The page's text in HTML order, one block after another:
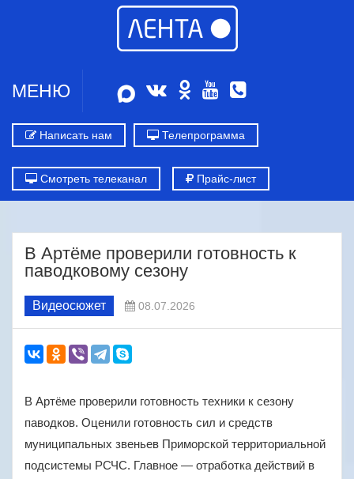
МЕНЮ
Написать нам Телепрограмма
Смотреть телеканал Прайс-лист
В Артёме проверили готовность к
паводковому сезону
Видеосюжет 08.07.2026
В Артёме проверили готовность техники к сезону
паводков. Оценили готовность сил и средств
муниципальных звеньев Приморской территориальной
подсистемы РСЧС. Главное — отработка действий в